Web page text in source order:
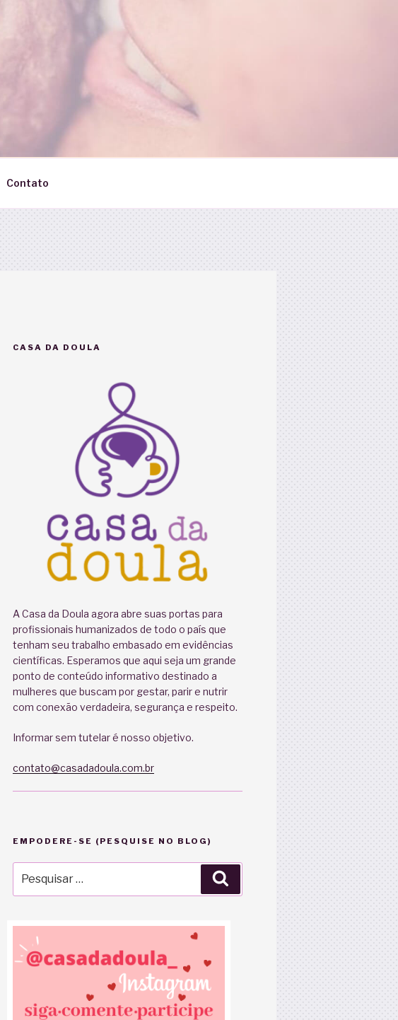
Contato
CASA DA DOULA
A Casa da Doula agora abre suas portas para
profissionais humanizados de todo o país que
tenham seu trabalho embasado em evidências
científicas. Esperamos que aqui seja um grande
ponto de conteúdo informativo destinado a
mulheres que buscam por gestar, parir e nutrir
com conexão verdadeira, segurança e respeito.
Informar sem tutelar é nosso objetivo.
contato@casadadoula.com.br
EMPODERE-SE (PESQUISE NO BLOG)
por: